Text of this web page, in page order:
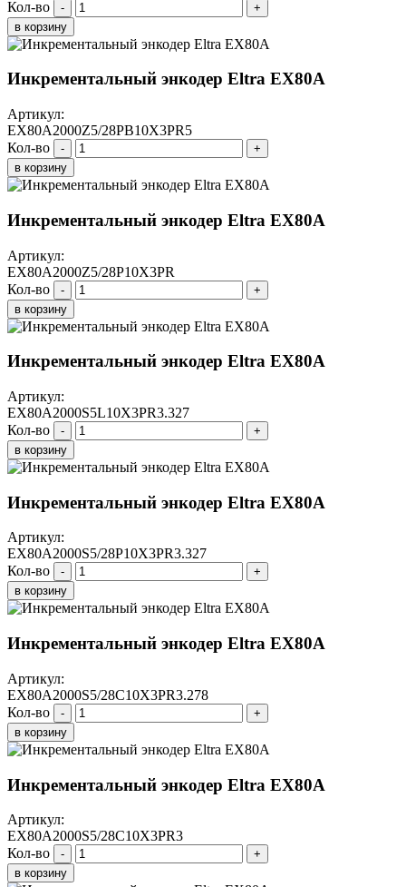
Кол-во
-
+
в корзину
Инкрементальный энкодер Eltra EX80A
Артикул:
EX80A2000Z5/28PB10X3PR5
Кол-во
-
+
в корзину
Инкрементальный энкодер Eltra EX80A
Артикул:
EX80A2000Z5/28P10X3PR
Кол-во
-
+
в корзину
Инкрементальный энкодер Eltra EX80A
Артикул:
EX80A2000S5L10X3PR3.327
Кол-во
-
+
в корзину
Инкрементальный энкодер Eltra EX80A
Артикул:
EX80A2000S5/28P10X3PR3.327
Кол-во
-
+
в корзину
Инкрементальный энкодер Eltra EX80A
Артикул:
EX80A2000S5/28C10X3PR3.278
Кол-во
-
+
в корзину
Инкрементальный энкодер Eltra EX80A
Артикул:
EX80A2000S5/28C10X3PR3
Кол-во
-
+
в корзину